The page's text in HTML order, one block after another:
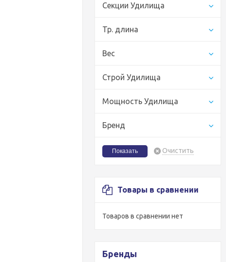
Секции Удилища
Тр. длина
Вес
Строй Удилища
Мощность Удилища
Бренд
Очистить
Товары в сравнении
Товаров в сравнении нет
Бренды